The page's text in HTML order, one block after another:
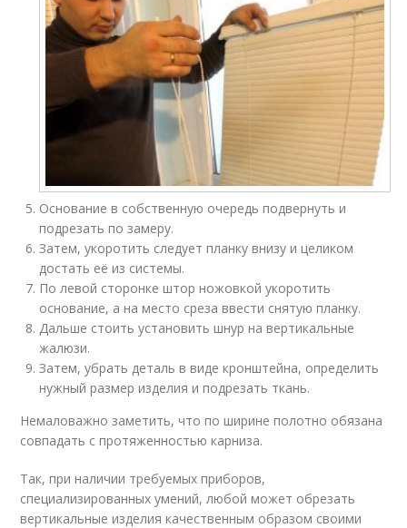
Основание в собственную очередь подвернуть и
подрезать по замеру.
Затем, укоротить следует планку внизу и целиком
достать её из системы.
По левой сторонке штор ножовкой укоротить
основание, а на место среза ввести снятую планку.
Дальше стоить установить шнур на вертикальные
жалюзи.
Затем, убрать деталь в виде кронштейна, определить
нужный размер изделия и подрезать ткань.
Немаловажно заметить, что по ширине полотно обязана
совпадать с протяженностью карниза.
Так, при наличии требуемых приборов,
специализированных умений, любой может обрезать
вертикальные изделия качественным образом своими